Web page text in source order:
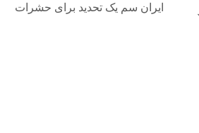
ایران سم یک تحدید برای حشرات